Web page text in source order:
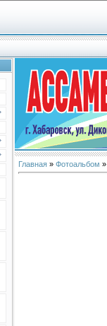
Главная » Фотоальбом »